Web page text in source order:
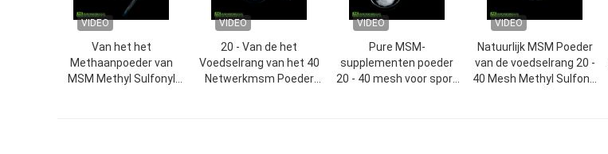
VIDEO
Van het het
Methaanpoeder van
MSM Methyl Sulfonyl
VIDEO
20 - Van de het
Voedselrang van het 40
Netwerkmsm Poeder
VIDEO
Pure MSM-
supplementen poeder
20 - 40 mesh voor sport
VIDEO
Natuurlijk MSM Poeder
van de voedselrang 20 -
40 Mesh Methyl Sulfonyl